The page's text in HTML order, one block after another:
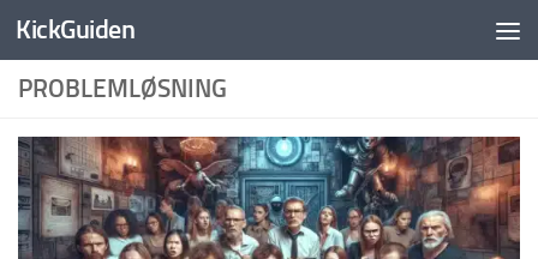
Skip to content
KickGuiden
PROBLEMLØSNING